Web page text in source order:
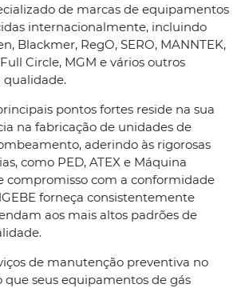
de marcas de equipamentos
internacionalmente, incluindo
Blackmer, RegO, SERO, MANNTEK,
Circle, MGM e vários outros
qualidade.
pontos fortes reside na sua
na fabricação de unidades de
aderindo às rigorosas
como PED, ATEX e Máquina
compromisso com a conformidade
forneça consistentemente
aos mais altos padrões de
de manutenção preventiva no
que seus equipamentos de gás